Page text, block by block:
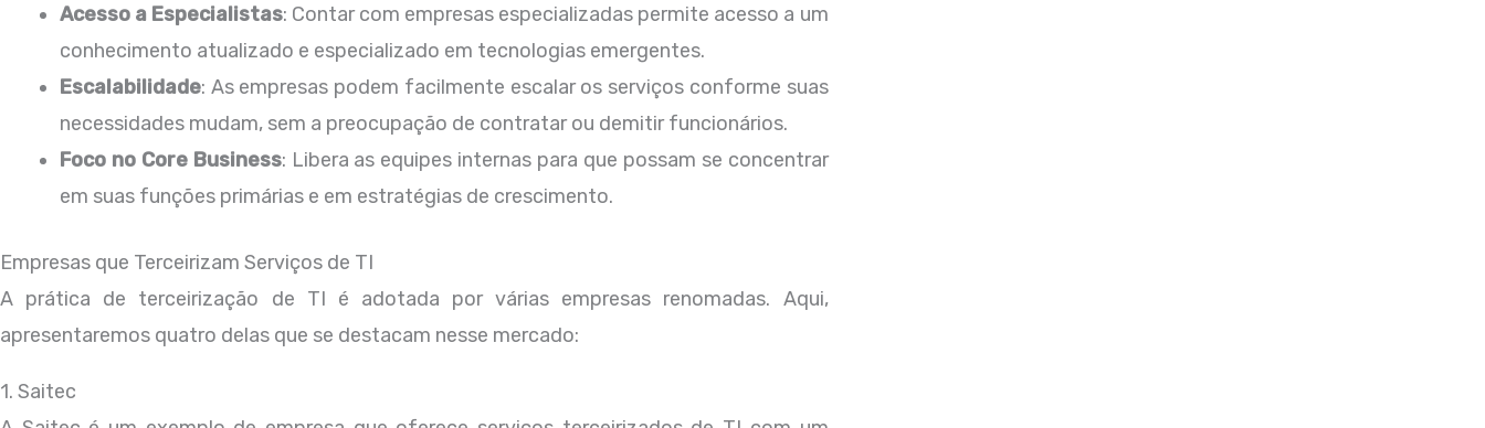
Acesso a Especialistas: Contar com empresas especializadas permite acesso a um
conhecimento atualizado e especializado em tecnologias emergentes.
Escalabilidade: As empresas podem facilmente escalar os serviços conforme suas
necessidades mudam, sem a preocupação de contratar ou demitir funcionários.
Foco no Core Business: Libera as equipes internas para que possam se concentrar
em suas funções primárias e em estratégias de crescimento.
Empresas que Terceirizam Serviços de TI
A prática de terceirização de TI é adotada por várias empresas renomadas. Aqui,
apresentaremos quatro delas que se destacam nesse mercado:
1. Saitec